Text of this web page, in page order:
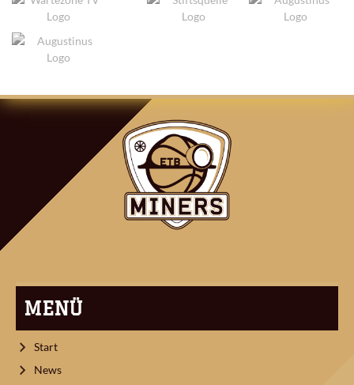
MENÜ
Start
News